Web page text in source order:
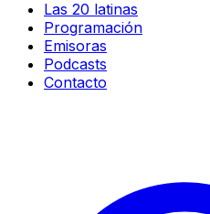
Las 20 latinas
Programación
Emisoras
Podcasts
Contacto